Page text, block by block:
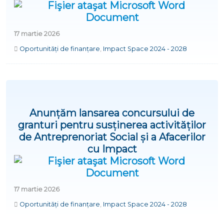
17 martie 2026
Oportunități de finanțare Impact Space 2024 - 2028
Anunțăm lansarea concursului de
granturi pentru susținerea activităților
de Antreprenoriat Social și a Afacerilor
cu Impact
17 martie 2026
Oportunități de finanțare Impact Space 2024 - 2028